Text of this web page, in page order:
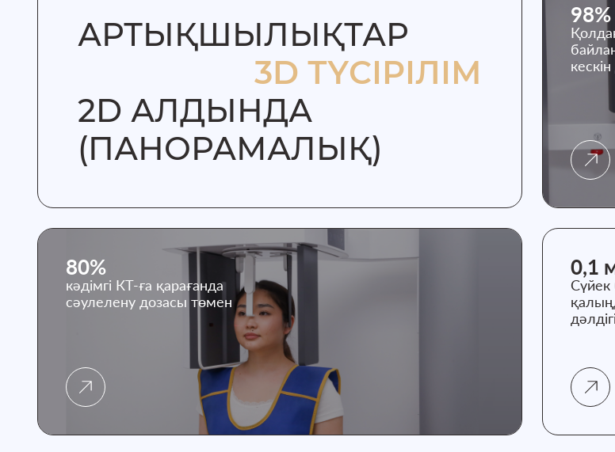
АРТЫҚШЫЛЫҚТАР
3D ТҮСІРІЛІМ
2D АЛДЫНДА
(ПАНОРАМАЛЫҚ)
98%
80%
кәдімгі КТ-ға қарағанда
сәулелену дозасы төмен
0,1
Сүйек